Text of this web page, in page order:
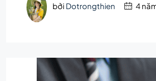
bởi Dotrongthien 4